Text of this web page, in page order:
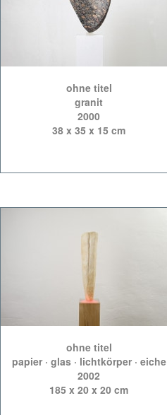
ohne titel
granit
2000
38 x 35 x 15 cm
ohne titel
papier · glas · lichtkörper · eiche
2002
185 x 20 x 20 cm